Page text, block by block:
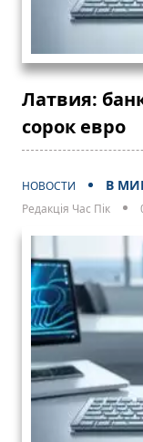
Латвия:
сорок евро
НОВОСТИ В
Редакція Час Пік